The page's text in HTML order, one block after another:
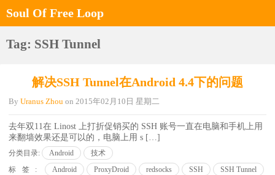
Soul Of Free Loop
Tag: SSH Tunnel
解决SSH Tunnel在Android 4.4下的问题
By Uranus Zhou on 2015年02月10日 星期二
去年双11在 Linost 上打折促销买的 SSH 账号一直在电脑和手机上用
来翻墙效果还是可以的，电脑上用 s […]
分类目录: Android
技术
标签:
Android ProxyDroid redsocks SSH
SSH Tunnel